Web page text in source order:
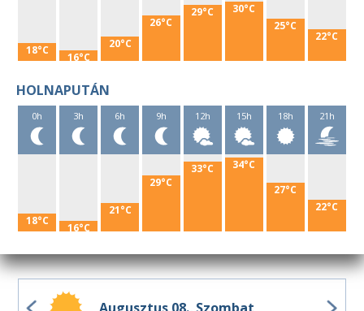
18°C
16°C
20°C
26°C
29°C 30°C
25°C
22°C
HOLNAPUTÁN
0h
18°C
3h
16°C
6h
21°C
9h
29°C
12h
33°C
15h
34°C
18h
27°C
21h
22°C